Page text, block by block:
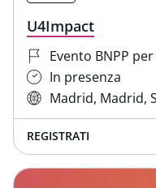
U4Impact
Evento BNPP
In presenza
Madrid, Madrid,
REGISTRATI